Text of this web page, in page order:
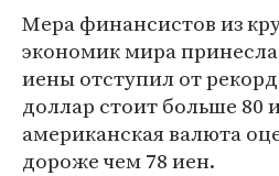
Мера финансистов из
экономик мира принесла
иены отступил от
доллар стоит больше 80
американская валюта
дороже чем 78 иен.